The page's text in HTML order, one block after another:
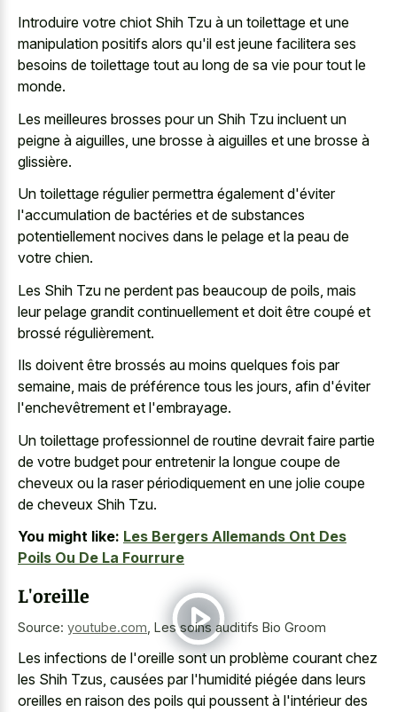
Introduire votre chiot Shih Tzu à un toilettage et une
manipulation positifs alors qu'il est jeune facilitera ses
besoins de toilettage tout au long de sa vie pour tout le
monde.
Les meilleures brosses pour un Shih Tzu incluent un
peigne à aiguilles, une brosse à aiguilles et une brosse à
glissière.
Un toilettage régulier permettra également d'éviter
l'accumulation de bactéries et de substances
potentiellement nocives dans le pelage et la peau de
votre chien.
Les Shih Tzu ne perdent pas beaucoup de poils, mais
leur pelage grandit continuellement et doit être coupé et
brossé régulièrement.
Ils doivent être brossés au moins quelques fois par
semaine, mais de préférence tous les jours, afin d'éviter
l'enchevêtrement et l'embrayage.
Un toilettage professionnel de routine devrait faire partie
de votre budget pour entretenir la longue coupe de
cheveux ou la raser périodiquement en une jolie coupe
de cheveux Shih Tzu.
You might like: Les Bergers Allemands Ont Des
Poils Ou De La Fourrure
L'oreille
Source: youtube.com Les soins auditifs Bio Groom
Les infections de l'oreille sont un problème courant chez
les Shih Tzus, causées par l'humidité piégée dans leurs
oreilles en raison des poils qui poussent à l'intérieur des